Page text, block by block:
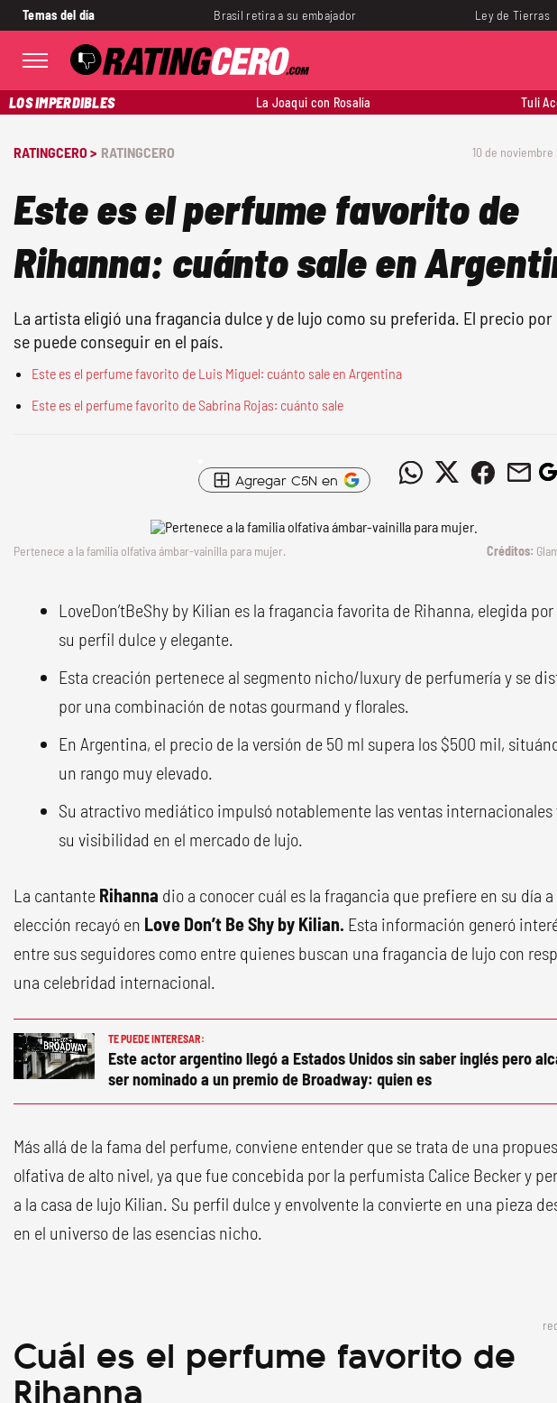
Temas del día Brasil retira a su embajador Ley de Tierras
LOS IMPERDIBLES La Joaqui con Rosalía Tuli
RATINGCERO > RATINGCERO 10 de noviembre
Este es el perfume favorito de
Rihanna: cuánto sale en
La artista eligió una fragancia dulce y de lujo como su preferida. El precio por
se puede conseguir en el país.
Este es el perfume favorito de Luis Miguel: cuánto sale en Argentina
Este es el perfume favorito de Sabrina Rojas: cuánto sale
Agregar C5N en
Pertenece a la familia olfativa ámbar-vainilla para mujer.
LoveDon’tBeShy by Kilian es la fragancia favorita de Rihanna, elegida
su perfil dulce y elegante.
Esta creación pertenece al segmento nicho/luxury de perfumería y se
por una combinación de notas gourmand y florales.
En Argentina, el precio de la versión de 50 ml supera los $500 mil,
un rango muy elevado.
Su atractivo mediático impulsó notablemente las ventas internacionales
su visibilidad en el mercado de lujo.
La cantante Rihanna dio a conocer cuál es la fragancia que prefiere en su día a
elección recayó en Love Don’t Be Shy by Kilian. Esta información generó
entre sus seguidores como entre quienes buscan una fragancia de lujo con
una celebridad internacional.
TE PUEDE INTERESAR:
Este actor argentino llegó a Estados Unidos sin saber inglés pero
ser nominado a un premio de Broadway: quien es
Más allá de la fama del perfume, conviene entender que se trata de una
olfativa de alto nivel, ya que fue concebida por la perfumista Calice Becker y
a la casa de lujo Kilian. Su perfil dulce y envolvente la convierte en una pieza
en el universo de las esencias nicho.
Cuál es el perfume favorito de
Rihanna